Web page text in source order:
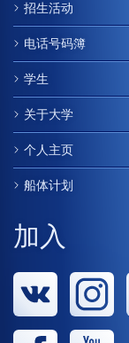
招生活动
电话号码簿
学生
关于大学
个人主页
船体计划
加入